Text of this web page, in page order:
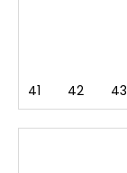
41 42 43